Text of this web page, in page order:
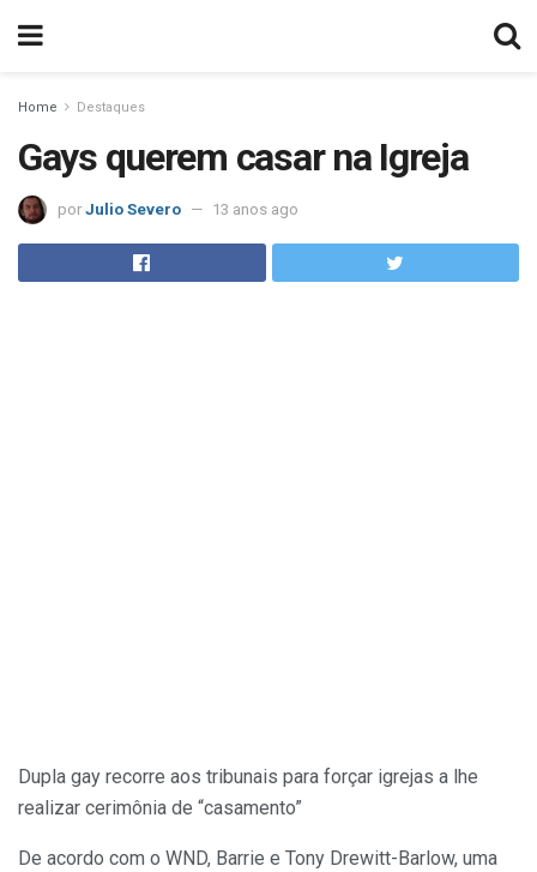
Home Destaques
Gays querem casar na Igreja
por Julio Severo 13 anos ago
Dupla gay recorre aos tribunais para forçar igrejas a lhe
realizar cerimônia de “casamento”
De acordo com o WND, Barrie e Tony Drewitt-Barlow, uma